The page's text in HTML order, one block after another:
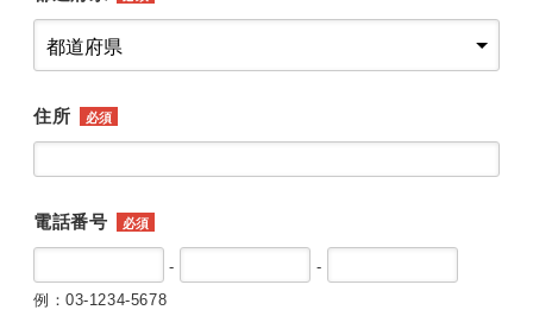
住所 必須
電話番号 必須
-
-
例：03-1234-5678